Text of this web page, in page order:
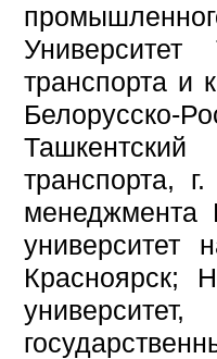
транспорта и
транспорта,
менеджмента
университет
Красноярск;